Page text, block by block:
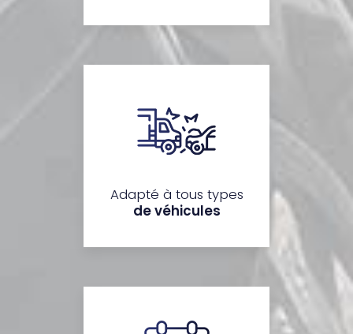
Adapté à tous types
de véhicules